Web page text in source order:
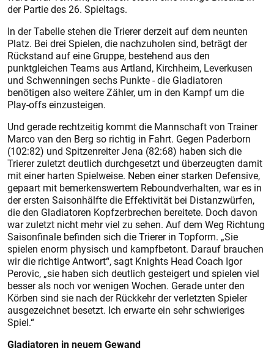
der Partie des 26. Spieltags.
In der Tabelle stehen die Trierer derzeit auf dem neunten
Platz. Bei drei Spielen, die nachzuholen sind, beträgt der
Rückstand auf eine Gruppe, bestehend aus den
punktgleichen Teams aus Artland, Kirchheim, Leverkusen
und Schwenningen sechs Punkte - die Gladiatoren
benötigen also weitere Zähler, um in den Kampf um die
Play-offs einzusteigen.
Und gerade rechtzeitig kommt die Mannschaft von Trainer
Marco van den Berg so richtig in Fahrt. Gegen Paderborn
(102:82) und Spitzenreiter Jena (82:68) haben sich die
Trierer zuletzt deutlich durchgesetzt und überzeugten damit
mit einer harten Spielweise. Neben einer starken Defensive,
gepaart mit bemerkenswertem Reboundverhalten, war es in
der ersten Saisonhälfte die Effektivität bei Distanzwürfen,
die den Gladiatoren Kopfzerbrechen bereitete. Doch davon
war zuletzt nicht mehr viel zu sehen. Auf dem Weg Richtung
Saisonfinale befinden sich die Trierer in Topform. „Sie
spielen enorm physisch und kampfbetont. Darauf brauchen
wir die richtige Antwort“, sagt Knights Head Coach Igor
Perovic, „sie haben sich deutlich gesteigert und spielen viel
besser als noch vor wenigen Wochen. Gerade unter den
Körben sind sie nach der Rückkehr der verletzten Spieler
ausgezeichnet besetzt. Ich erwarte ein sehr schwieriges
Spiel.“
Gladiatoren in neuem Gewand